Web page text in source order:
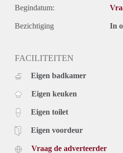
Begindatum:
Bezichtiging In
FACILITEITEN
Eigen badkamer
Eigen keuken
Eigen toilet
Eigen voordeur
Vraag de adverteerder